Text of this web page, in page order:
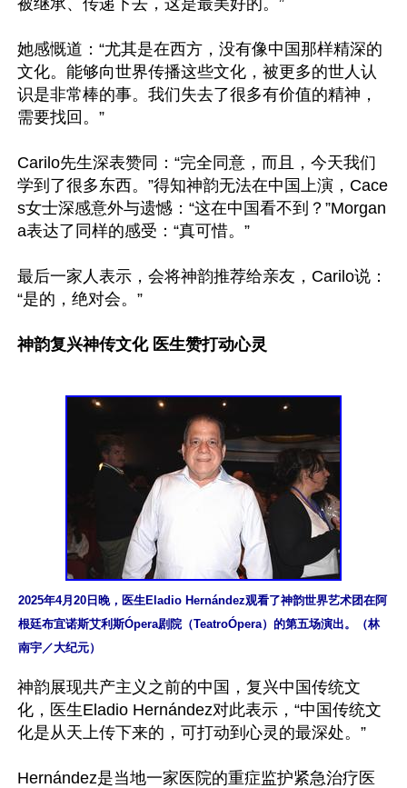
被继承、传递下去，这是最美好的。”
她感慨道：“尤其是在西方，没有像中国那样精深的
文化。能够向世界传播这些文化，被更多的世人认
识是非常棒的事。我们失去了很多有价值的精神，
需要找回。”
Carilo先生深表赞同：“完全同意，而且，今天我们
学到了很多东西。”得知神韵无法在中国上演，Cace
s女士深感意外与遗憾：“这在中国看不到？”Morgan
a表达了同样的感受：“真可惜。”
最后一家人表示，会将神韵推荐给亲友，Carilo说：
“是的，绝对会。”
神韵复兴神传文化 医生赞打动心灵
2025年4月20日晚，医生Eladio Hernández观看了神韵世界艺术团在阿
根廷布宜诺斯艾利斯Ópera剧院（TeatroÓpera）的第五场演出。（林
南宇／大纪元）
神韵展现共产主义之前的中国，复兴中国传统文
化，医生Eladio Hernández对此表示，“中国传统文
化是从天上传下来的，可打动到心灵的最深处。”
Hernández是当地一家医院的重症监护紧急治疗医